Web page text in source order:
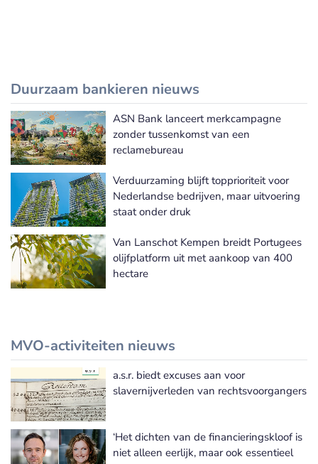
Duurzaam bankieren nieuws
Meer Duurzaam bankieren nieuws
ASN Bank lanceert merkcampagne
zonder tussenkomst van een
reclamebureau
Verduurzaming blijft topprioriteit voor
Nederlandse bedrijven, maar uitvoering
staat onder druk
Van Lanschot Kempen breidt Portugees
olijfplatform uit met aankoop van 400
hectare
MVO-activiteiten nieuws
Meer MVO-activiteiten nieuws
a.s.r. biedt excuses aan voor
slavernijverleden van rechtsvoorgangers
‘Het dichten van de financieringskloof is
niet alleen eerlijk, maar ook essentieel